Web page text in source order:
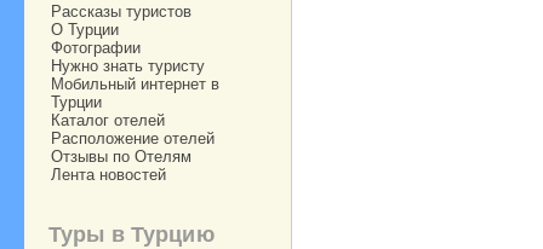
Рассказы туристов
О Турции
Фотографии
Нужно знать туристу
Мобильный интернет в
Турции
Каталог отелей
Расположение отелей
Отзывы по Отелям
Лента новостей
Туры в Турцию